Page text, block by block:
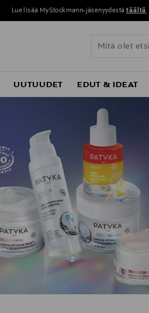
Lue lisää MyStockmann-jäsenyydestä täältä
UUTUUDET EDUT & IDEAT